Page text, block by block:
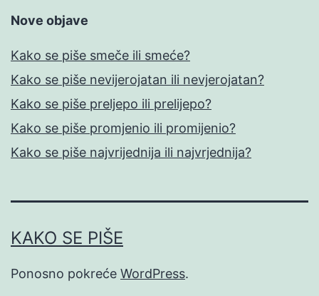
Nove objave
Kako se piše smeče ili smeće?
Kako se piše nevijerojatan ili nevjerojatan?
Kako se piše preljepo ili prelijepo?
Kako se piše promjenio ili promijenio?
Kako se piše najvrijednija ili najvrjednija?
KAKO SE PIŠE
Ponosno pokreće WordPress.